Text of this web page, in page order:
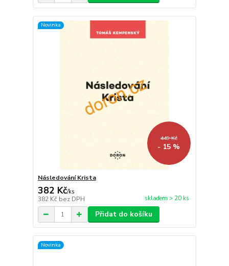
Novinka
449 Kč
- 15 %
Následování Krista
382 Kč/ks
382 Kč bez DPH skladem > 20 ks
Přidat do košíku
Novinka